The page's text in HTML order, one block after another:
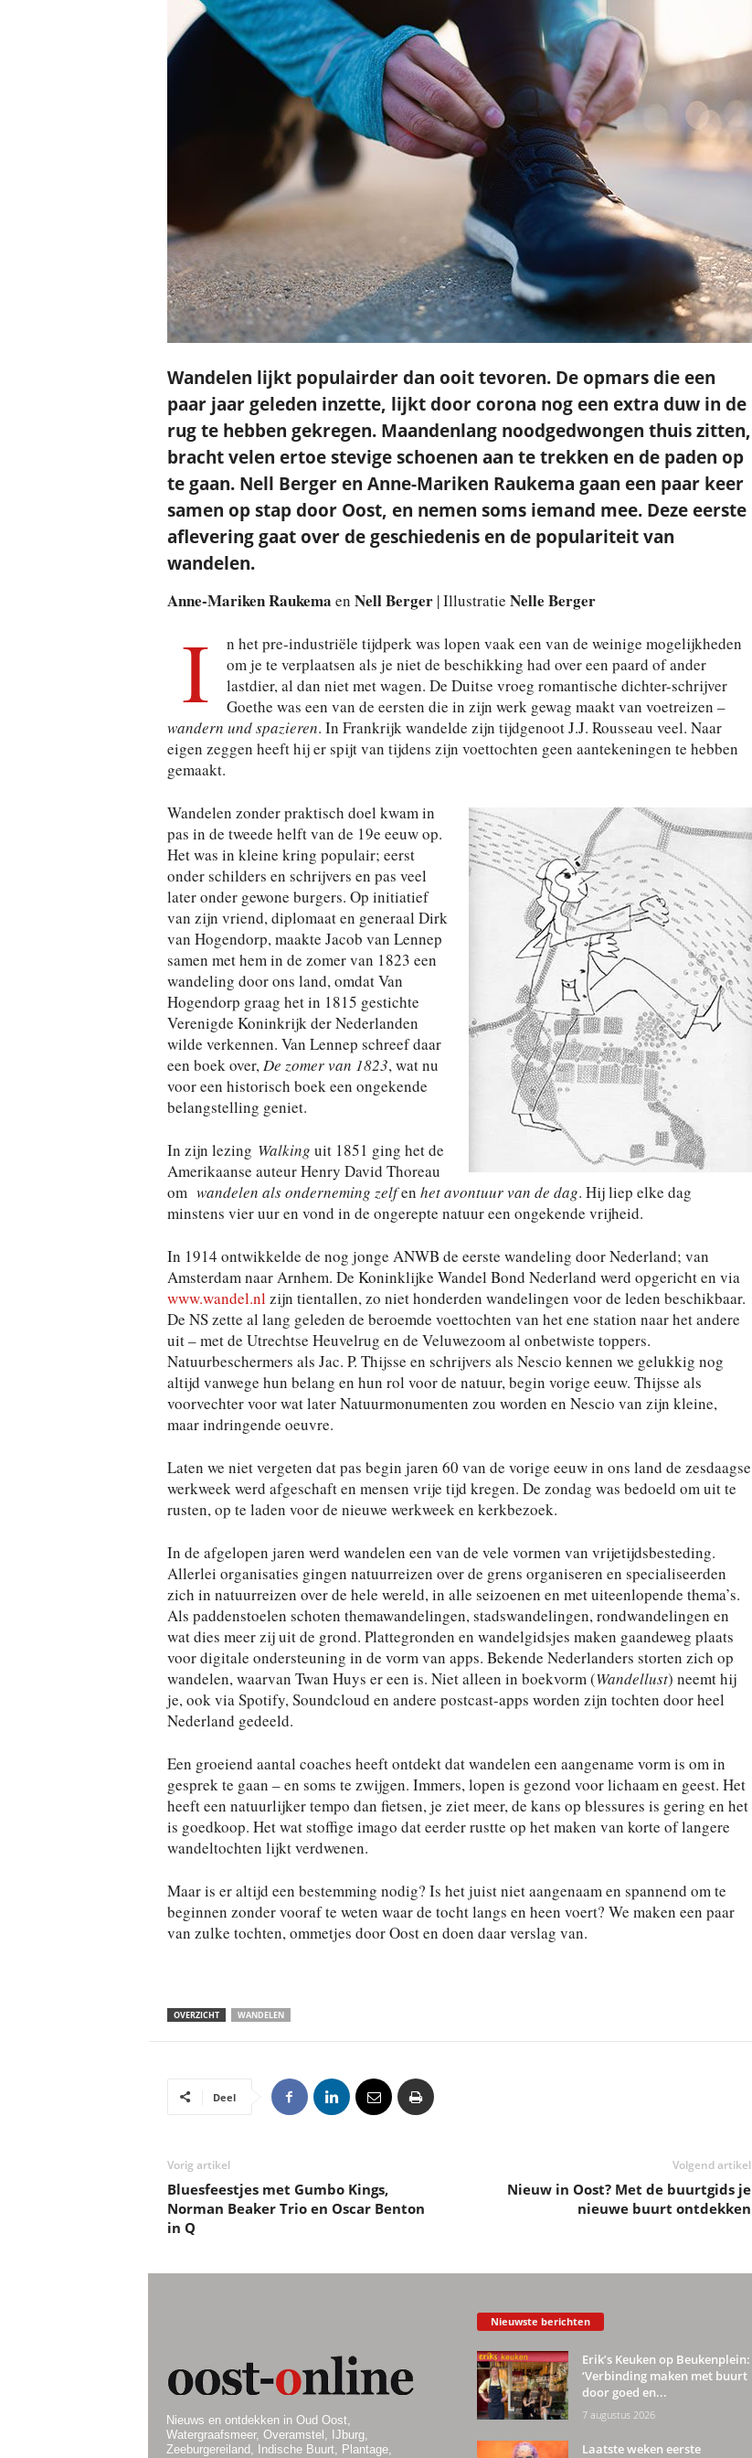
Wandelen lijkt populairder dan ooit tevoren. De opmars die een
paar jaar geleden inzette, lijkt door corona nog een extra duw in de
rug te hebben gekregen. Maandenlang noodgedwongen thuis zitten,
bracht velen ertoe stevige schoenen aan te trekken en de paden op
te gaan. Nell Berger en Anne-Mariken Raukema gaan een paar keer
samen op stap door Oost, en nemen soms iemand mee. Deze eerste
aflevering gaat over de geschiedenis en de populariteit van
wandelen.
Anne-Mariken Raukema en Nell Berger| Illustratie Nelle Berger
I
n het pre-industriële tijdperk was lopen vaak een van de weinige mogelijkheden
om je te verplaatsen als je niet de beschikking had over een paard of ander
lastdier, al dan niet met wagen. De Duitse vroeg romantische dichter-schrijver
Goethe was een van de eersten die in zijn werk gewag maakt van voetreizen –
wandern und spazieren. In Frankrijk wandelde zijn tijdgenoot J.J. Rousseau veel. Naar
eigen zeggen heeft hij er spijt van tijdens zijn voettochten geen aantekeningen te hebben
gemaakt.
Wandelen zonder praktisch doel kwam in
pas in de tweede helft van de 19e eeuw op.
Het was in kleine kring populair; eerst
onder schilders en schrijvers en pas veel
later onder gewone burgers. Op initiatief
van zijn vriend, diplomaat en generaal Dirk
van Hogendorp, maakte Jacob van Lennep
samen met hem in de zomer van 1823 een
wandeling door ons land, omdat Van
Hogendorp graag het in 1815 gestichte
Verenigde Koninkrijk der Nederlanden
wilde verkennen. Van Lennep schreef daar
een boek over,De zomer van 1823, wat nu
voor een historisch boek een ongekende
belangstelling geniet.
In zijn lezing Walking uit 1851 ging het de
Amerikaanse auteur Henry David Thoreau
om wandelen als onderneming zelfen het avontuur van de dag. Hij liep elke dag
minstens vier uur en vond in de ongerepte natuur een ongekende vrijheid.
In 1914 ontwikkelde de nog jonge ANWB de eerste wandeling door Nederland; van
Amsterdam naar Arnhem. De Koninklijke Wandel Bond Nederland werd opgericht en via
www.wandel.nl zijn tientallen, zo niet honderden wandelingen voor de leden beschikbaar.
De NS zette al lang geleden de beroemde voettochten van het ene station naar het andere
uit – met de Utrechtse Heuvelrug en de Veluwezoom al onbetwiste toppers.
Natuurbeschermers als Jac. P. Thijsse en schrijvers als Nescio kennen we gelukkig nog
altijd vanwege hun belang en hun rol voor de natuur, begin vorige eeuw. Thijsse als
voorvechter voor wat later Natuurmonumenten zou worden en Nescio van zijn kleine,
maar indringende oeuvre.
Laten we niet vergeten dat pas begin jaren 60 van de vorige eeuw in ons land de zesdaagse
werkweek werd afgeschaft en mensen vrije tijd kregen. De zondag was bedoeld om uit te
rusten, op te laden voor de nieuwe werkweek en kerkbezoek.
In de afgelopen jaren werd wandelen een van de vele vormen van vrijetijdsbesteding.
Allerlei organisaties gingen natuurreizen over de grens organiseren en specialiseerden
zich in natuurreizen over de hele wereld, in alle seizoenen en met uiteenlopende thema’s.
Als paddenstoelen schoten themawandelingen, stadswandelingen, rondwandelingen en
wat dies meer zij uit de grond. Plattegronden en wandelgidsjes maken gaandeweg plaats
voor digitale ondersteuning in de vorm van apps. Bekende Nederlanders storten zich op
wandelen, waarvan Twan Huys er een is. Niet alleen in boekvorm (Wandellust) neemt hij
je, ook via Spotify, Soundcloud en andere postcast-apps worden zijn tochten door heel
Nederland gedeeld.
Een groeiend aantal coaches heeft ontdekt dat wandelen een aangename vorm is om in
gesprek te gaan – en soms te zwijgen. Immers, lopen is gezond voor lichaam en geest. Het
heeft een natuurlijker tempo dan fietsen, je ziet meer, de kans op blessures is gering en het
is goedkoop. Het wat stoffige imago dat eerder rustte op het maken van korte of langere
wandeltochten lijkt verdwenen.
Maar is er altijd een bestemming nodig? Is het juist niet aangenaam en spannend om te
beginnen zonder vooraf te weten waar de tocht langs en heen voert? We maken een paar
van zulke tochten, ommetjes door Oost en doen daar verslag van.
OVERZICHT WANDELEN
Deel
Vorig artikel
Bluesfeestjes met Gumbo Kings,
Norman Beaker Trio en Oscar Benton
in Q
Volgend artikel
Nieuw in Oost? Met de buurtgids je
nieuwe buurt ontdekken
Nieuws en ontdekken in Oud Oost,
Watergraafsmeer, Overamstel, IJburg,
Zeeburgereiland, Indische Buurt, Plantage,
Nieuwste berichten
Erik’s Keuken op Beukenplein:
‘Verbinding maken met buurt
door goed en...
7 augustus 2026
Laatste weken eerste